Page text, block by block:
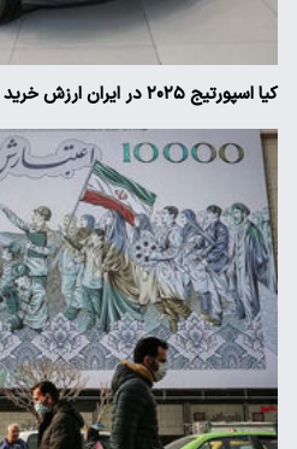
کیا اسپورتیج ۲۰۲۵ در ایران ارزش خرید دارد؟